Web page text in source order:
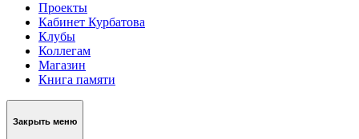
Проекты
Кабинет Курбатова
Клубы
Коллегам
Магазин
Книга памяти
Закрыть меню